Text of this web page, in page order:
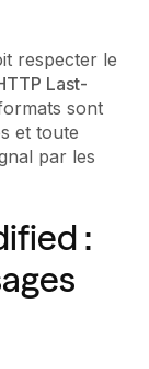
respecter le
Last-
sont
et toute
par les
: